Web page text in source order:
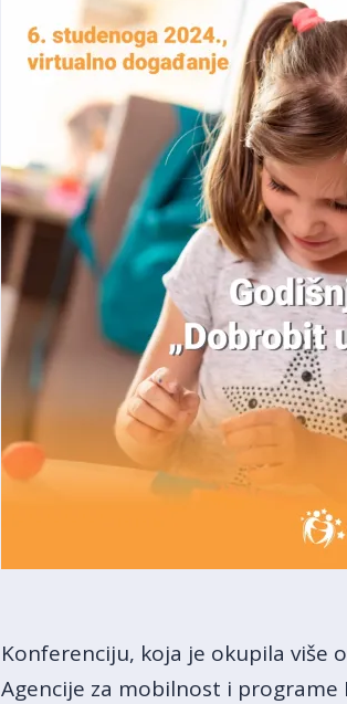
Konferenciju, koja je okupila više
Agencije za mobilnost i programe